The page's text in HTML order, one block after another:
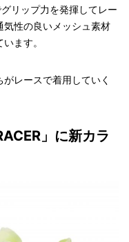
リップ力を発揮してレー
気性の良いメッシュ素材
ます。
レースで着用していく
」に新カラ